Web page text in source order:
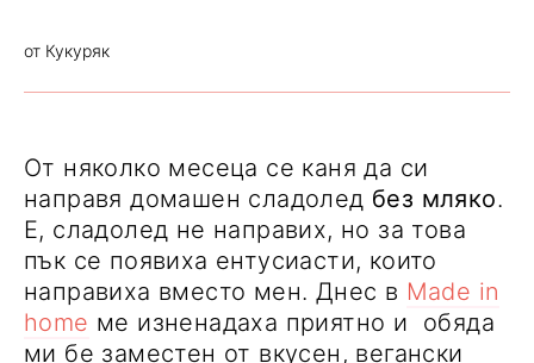
от Кукуряк
От няколко месеца се каня да си
направя домашен сладолед без мляко.
Е, сладолед не направих, но за това
пък се появиха ентусиасти, които
направиха вместо мен. Днес в Made in
home ме изненадаха приятно и обяда
ми бе заместен от вкусен, вегански